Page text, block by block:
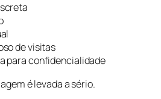
de visitas
para confidencialidade
é levada a sério.